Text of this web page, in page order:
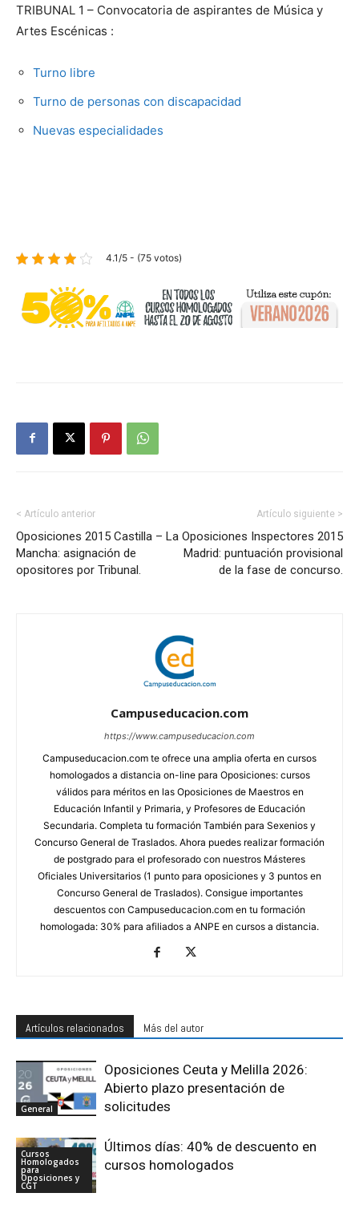
TRIBUNAL 1 – Convocatoria de aspirantes de Música y
Artes Escénicas :
Turno libre
Turno de personas con discapacidad
Nuevas especialidades
4.1/5 - (75 votos)
< Artículo anterior
Oposiciones 2015 Castilla – La
Mancha: asignación de
opositores por Tribunal.
Artículo siguiente >
Oposiciones Inspectores 2015
Madrid: puntuación provisional
de la fase de concurso.
Campuseducacion.com
https://www.campuseducacion.com
Campuseducacion.com te ofrece una amplia oferta en cursos
homologados a distancia on-line para Oposiciones: cursos
válidos para méritos en las Oposiciones de Maestros en
Educación Infantil y Primaria, y Profesores de Educación
Secundaria. Completa tu formación También para Sexenios y
Concurso General de Traslados. Ahora puedes realizar formación
de postgrado para el profesorado con nuestros Másteres
Oficiales Universitarios (1 punto para oposiciones y 3 puntos en
Concurso General de Traslados). Consigue importantes
descuentos con Campuseducacion.com en tu formación
homologada: 30% para afiliados a ANPE en cursos a distancia.
Artículos relacionados Más del autor
General
Oposiciones Ceuta y Melilla 2026:
Abierto plazo presentación de
solicitudes
Cursos
Homologados
para
Oposiciones y
CGT
Últimos días: 40% de descuento en
cursos homologados